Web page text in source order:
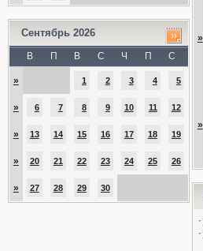
Сентябрь 2026
В П В С Ч П С
» 1 2 3 4 5
» 6 7 8 9 10 11 12
» 13 14 15 16 17 18 19
» 20 21 22 23 24 25 26
» 27 28 29 30
»
»
·
·